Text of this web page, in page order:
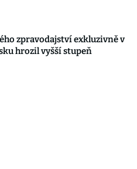
zpravodajství exkluzivně v
hrozil vyšší stupeň